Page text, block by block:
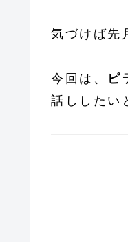
気づけば先
今回は、 ピ
話ししたい